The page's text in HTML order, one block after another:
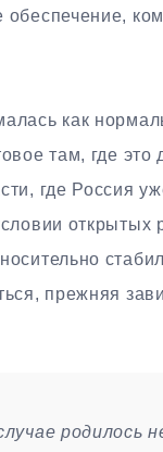
как
там, где
где Россия
открытых
прежняя
родилось